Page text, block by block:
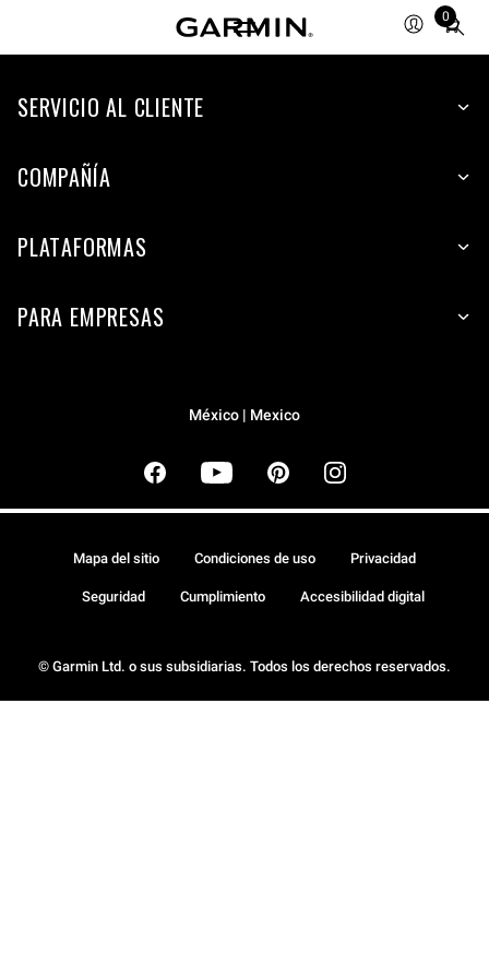
0
Total
SERVICIO AL CLIENTE
COMPAÑÍA
PLATAFORMAS
PARA EMPRESAS
México | Mexico
© Garmin Ltd. o sus subsidiarias. Todos los derechos reservados.
Mapa del sitio Condiciones de uso Privacidad
Seguridad Cumplimiento Accesibilidad digital